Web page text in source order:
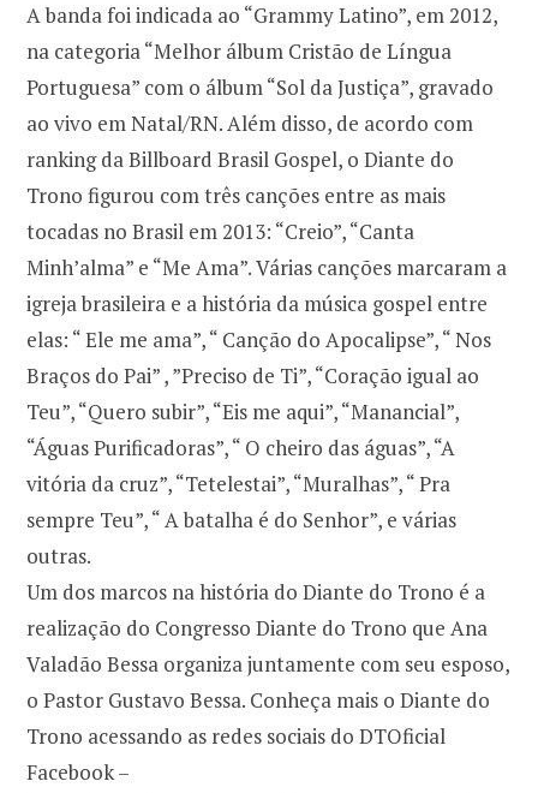
A banda foi indicada ao “Grammy Latino”, em 2012,
na categoria “Melhor álbum Cristão de Língua
Portuguesa” com o álbum “Sol da Justiça”, gravado
ao vivo em Natal/RN. Além disso, de acordo com
ranking da Billboard Brasil Gospel, o Diante do
Trono figurou com três canções entre as mais
tocadas no Brasil em 2013: “Creio”, “Canta
Minh’alma” e “Me Ama”. Várias canções marcaram a
igreja brasileira e a história da música gospel entre
elas: “ Ele me ama”, “ Canção do Apocalipse”, “ Nos
Braços do Pai” , ”Preciso de Ti”, “Coração igual ao
Teu”, “Quero subir”, “Eis me aqui”, “Manancial”,
“Águas Purificadoras”, “ O cheiro das águas”, “A
vitória da cruz”, “Tetelestai”, “Muralhas”, “ Pra
sempre Teu”, “ A batalha é do Senhor”, e várias
outras.
Um dos marcos na história do Diante do Trono é a
realização do Congresso Diante do Trono que Ana
Valadão Bessa organiza juntamente com seu esposo,
o Pastor Gustavo Bessa. Conheça mais o Diante do
Trono acessando as redes sociais do DTOficial
Facebook –